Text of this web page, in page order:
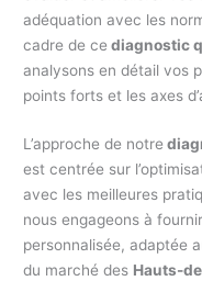
adéquation avec les
cadre de ce diagnostic
analysons en détail vos
points forts et les axes
L’approche de notre
est centrée sur
avec les meilleures
nous engageons à
personnalisée, adaptée
du marché des Hauts-